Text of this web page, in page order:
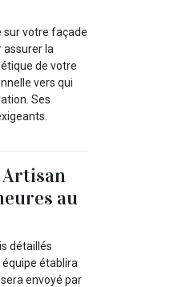
sur votre façade
assurer la
de votre
vers qui
Ses
Artisan
au
détaillés
établira
envoyé par